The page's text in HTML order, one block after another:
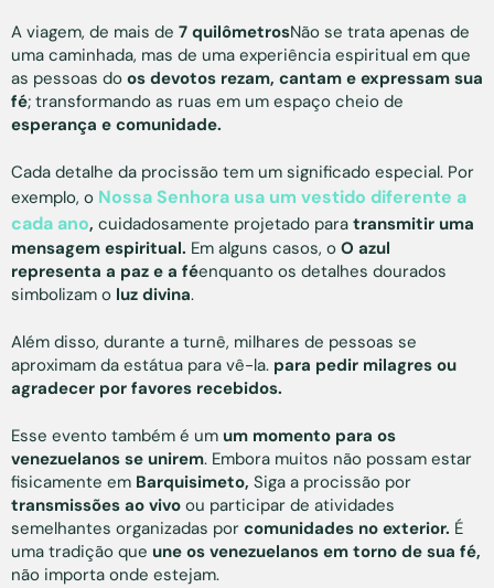
A viagem, de mais de 7 quilômetrosNão se trata apenas de
uma caminhada, mas de uma experiência espiritual em que
as pessoas do os devotos rezam, cantam e expressam sua
fé; transformando as ruas em um espaço cheio de
esperança e comunidade.
Cada detalhe da procissão tem um significado especial. Por
exemplo, o Nossa Senhora usa um vestido diferente a
cada ano, cuidadosamente projetado para transmitir uma
mensagem espiritual. Em alguns casos, o O azul
representa a paz e a féenquanto os detalhes dourados
simbolizam o luz divina.
Além disso, durante a turnê, milhares de pessoas se
aproximam da estátua para vê-la. para pedir milagres ou
agradecer por favores recebidos.
Esse evento também é um um momento para os
venezuelanos se unirem. Embora muitos não possam estar
fisicamente em Barquisimeto, Siga a procissão por
transmissões ao vivo ou participar de atividades
semelhantes organizadas por comunidades no exterior. É
uma tradição que une os venezuelanos em torno de sua fé,
não importa onde estejam.